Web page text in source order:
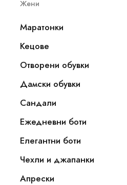
Жени
Маратонки
Кецове
Отворени обувки
Дамски обувки
Сандали
Ежедневни боти
Елегантни боти
Чехли и джапанки
Апрески